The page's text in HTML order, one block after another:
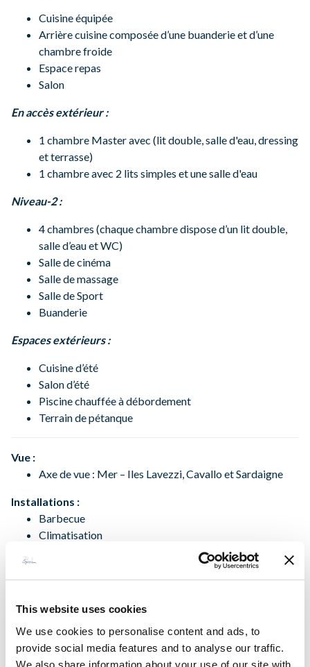
This website uses cookies
We use cookies to personalise content and ads, to
provide social media features and to analyse our traffic.
We also share information about your use of our site with
Cuisine équipée
Arrière cuisine composée d’une buanderie et d’une
chambre froide
Espace repas
Salon
En accès extérieur :
1 chambre Master avec (lit double, salle d'eau, dressing
et terrasse)
1 chambre avec 2 lits simples et une salle d'eau
Niveau-2 :
4 chambres (chaque chambre dispose d’un lit double,
salle d’eau et WC)
Salle de cinéma
Salle de massage
Salle de Sport
Buanderie
Espaces extérieurs :
Cuisine d’été
Salon d’été
Piscine chauffée à débordement
Terrain de pétanque
Vue :
Axe de vue : Mer – Iles Lavezzi, Cavallo et Sardaigne
Installations :
Barbecue
Climatisation